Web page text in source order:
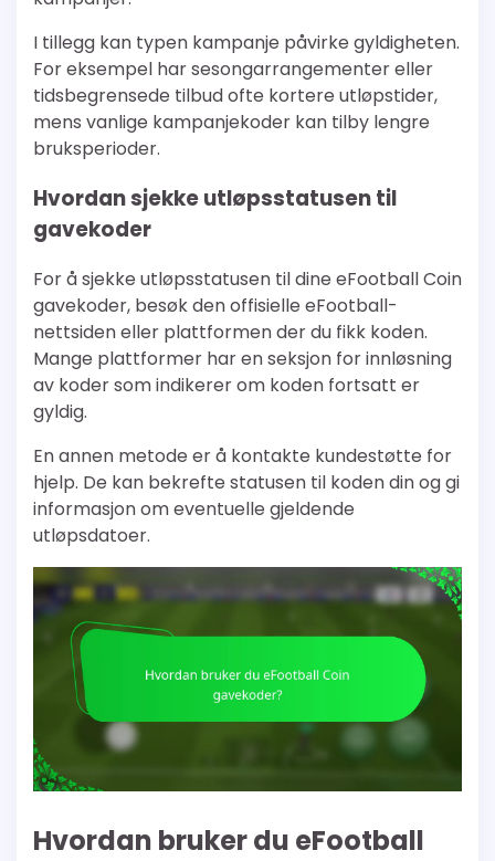
I tillegg kan typen kampanje påvirke gyldigheten.
For eksempel har sesongarrangementer eller
tidsbegrensede tilbud ofte kortere utløpstider,
mens vanlige kampanjekoder kan tilby lengre
bruksperioder.
Hvordan sjekke utløpsstatusen til
gavekoder
For å sjekke utløpsstatusen til dine eFootball Coin
gavekoder, besøk den offisielle eFootball-
nettsiden eller plattformen der du fikk koden.
Mange plattformer har en seksjon for innløsning
av koder som indikerer om koden fortsatt er
gyldig.
En annen metode er å kontakte kundestøtte for
hjelp. De kan bekrefte statusen til koden din og gi
informasjon om eventuelle gjeldende
utløpsdatoer.
Hvordan bruker du eFootball